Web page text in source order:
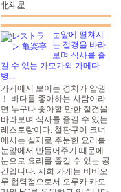
北斗星
눈앞에 펼쳐지
는 절경을 바라
보며 식사를 즐
길 수 있는 가모가와 가메다
병...
가게에서 보이는 경치가 압권
！ 바다를 좋아하는 사람이라
면 누구나 좋아할 만한 절경을
바라보며 식사를 즐길 수 있는
레스토랑이다. 철판구이 코너
에서는 실제로 주문한 요리를
눈앞에서 만들어주기 때문에
눈으로 요리를 즐길 수 있는 공
간입니다. 저희 가게는 비비오
루 협력점으로서 오루카 카모